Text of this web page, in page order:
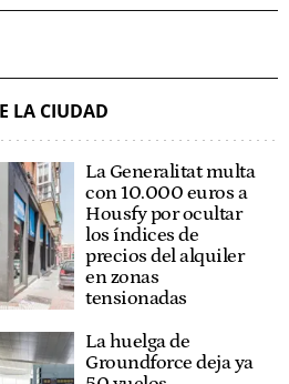
LA CIUDAD
La Generalitat multa
con 10.000 euros a
Housfy por ocultar
los índices de
precios del alquiler
en zonas
tensionadas
La huelga de
Groundforce deja ya